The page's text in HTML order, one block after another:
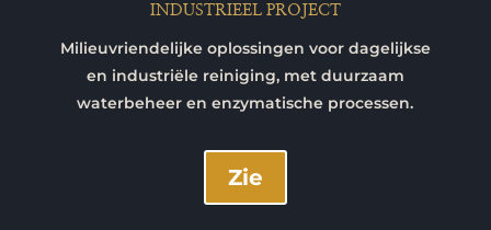
INDUSTRIEEL PROJECT
Milieuvriendelijke oplossingen voor dagelijkse
en industriële reiniging, met duurzaam
waterbeheer en enzymatische processen.
Zie